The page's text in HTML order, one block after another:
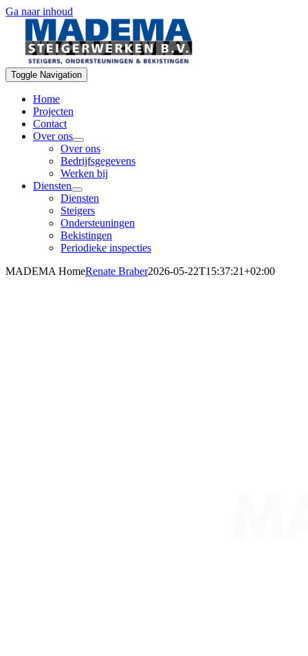
Ga naar inhoud
Toggle Navigation
Home
Projecten
Contact
Over ons
Over ons
Bedrijfsgegevens
Werken bij
Diensten
Diensten
Steigers
Ondersteuningen
Bekistingen
Periodieke inspecties
MADEMA HomeRenate Braber2026-05-22T15:37:21+02:00